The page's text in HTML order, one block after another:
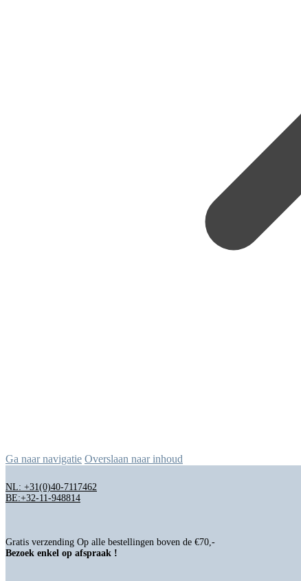
Ga naar navigatie Overslaan naar inhoud
NL: +31(0)40-7117462
BE:+32-11-948814
Gratis verzending Op alle bestellingen boven de €70,-
Bezoek enkel op afspraak !